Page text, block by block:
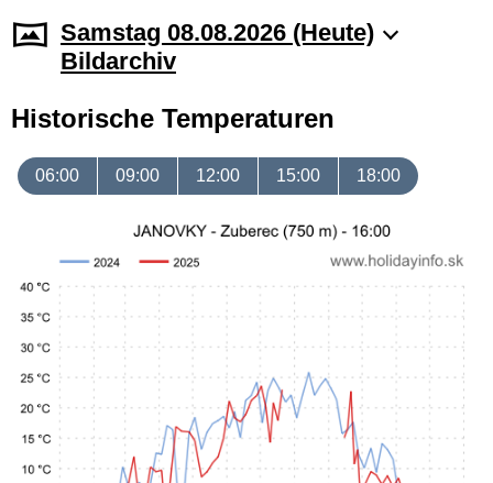
Samstag 08.08.2026 (Heute)
Bildarchiv
Historische Temperaturen
06:00 09:00 12:00 15:00 18:00